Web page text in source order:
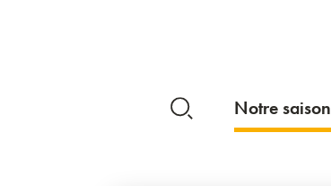
Notre saison